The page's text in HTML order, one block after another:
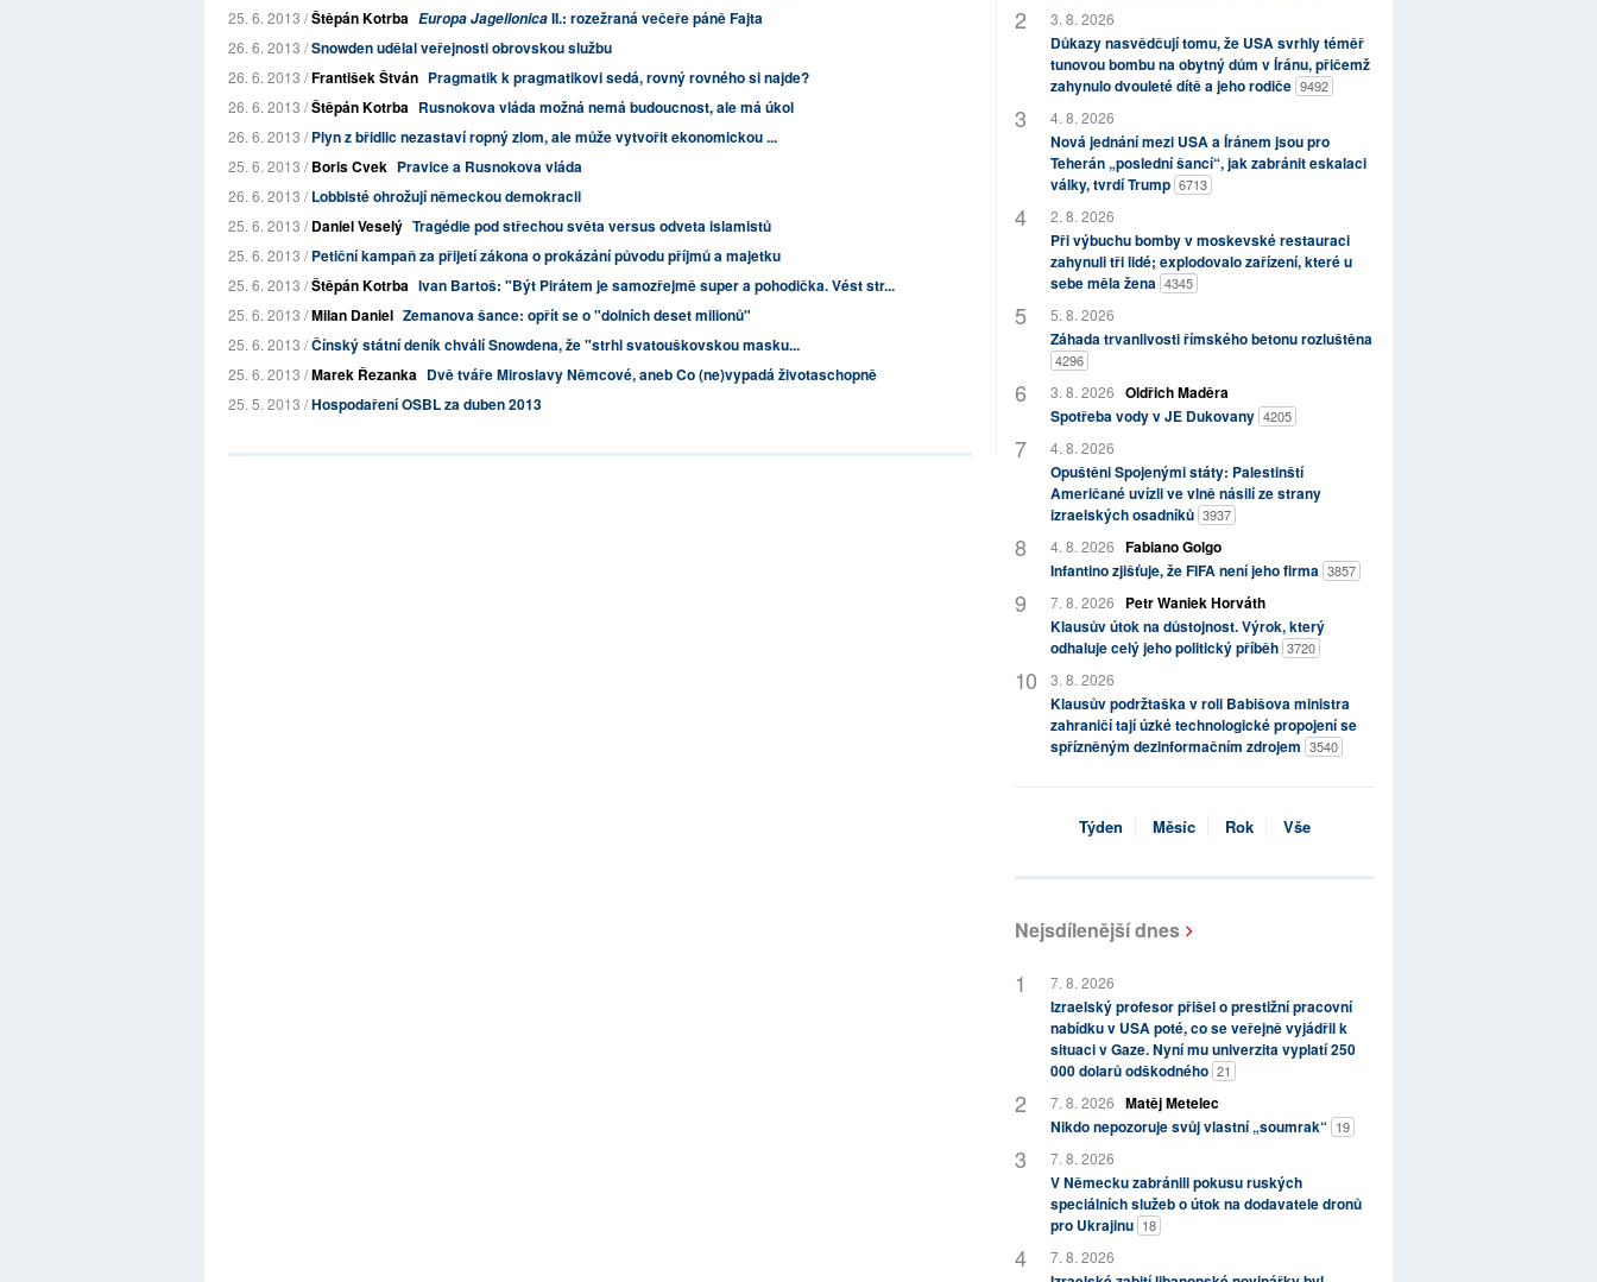
25. 6. 2013 /Štěpán Kotrba Europa JagellonicaII.: rozežraná večeře páně Fajta
26. 6. 2013 /Snowden udělal veřejnosti obrovskou službu
26. 6. 2013 /František Štván Pragmatik k pragmatikovi sedá, rovný rovného si najde?
26. 6. 2013 /Štěpán Kotrba Rusnokova vláda možná nemá budoucnost, ale má úkol
26. 6. 2013 /Plyn z břidlic nezastaví ropný zlom, ale může vytvořit ekonomickou ...
25. 6. 2013 /Boris Cvek Pravice a Rusnokova vláda
26. 6. 2013 /Lobbisté ohrožují německou demokracii
25. 6. 2013 /Daniel Veselý Tragédie pod střechou světa versus odveta islamistů
25. 6. 2013 /Petiční kampaň za přijetí zákona o prokázání původu příjmů a majetku
25. 6. 2013 /Štěpán Kotrba Ivan Bartoš: "Být Pirátem je samozřejmě super a pohodička. Vést str...
25. 6. 2013 /Milan Daniel Zemanova šance: opřít se o "dolních deset milionů"
25. 6. 2013 /Čínský státní deník chválí Snowdena, že "strhl svatouškovskou masku...
25. 6. 2013 /Marek Řezanka Dvě tváře Miroslavy Němcové, aneb Co (ne)vypadá životaschopně
25. 5. 2013 /Hospodaření OSBL za duben 2013
3. 8. 2026
Důkazy nasvědčují tomu, že USA svrhly téměř
tunovou bombu na obytný dům v Íránu, přičemž
zahynulo dvouleté dítě a jeho rodiče 9492
4. 8. 2026
Nová jednání mezi USA a Íránem jsou pro
Teherán „poslední šancí“, jak zabránit eskalaci
války, tvrdí Trump 6713
2. 8. 2026
Při výbuchu bomby v moskevské restauraci
zahynuli tři lidé; explodovalo zařízení, které u
sebe měla žena 4345
5. 8. 2026
Záhada trvanlivosti římského betonu rozluštěna
4296
3. 8. 2026 Oldřich Maděra
Spotřeba vody v JE Dukovany 4205
4. 8. 2026
Opuštěni Spojenými státy: Palestinští
Američané uvízli ve vlně násilí ze strany
izraelských osadníků 3937
4. 8. 2026 Fabiano Golgo
Infantino zjišťuje, že FIFA není jeho firma 3857
7. 8. 2026
Petr Waniek Horváth
Klausův útok na důstojnost. Výrok, který
odhaluje celý jeho politický příběh 3720
3. 8. 2026
Klausův podržtaška v roli Babišova ministra
zahraničí tají úzké technologické propojení se
spřízněným dezinformačním zdrojem 3540
Týden Měsíc Rok Vše
Nejsdílenější dnes
7. 8. 2026
Izraelský profesor přišel o prestižní pracovní
nabídku v USA poté, co se veřejně vyjádřil k
situaci v Gaze. Nyní mu univerzita vyplatí 250
000 dolarů odškodného 21
7. 8. 2026 Matěj Metelec
Nikdo nepozoruje svůj vlastní „soumrak“ 19
7. 8. 2026
V Německu zabránili pokusu ruských
speciálních služeb o útok na dodavatele dronů
pro Ukrajinu 18
7. 8. 2026